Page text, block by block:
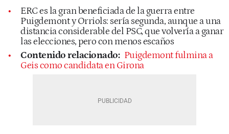
ERC es la gran beneficiada de la guerra entre
Puigdemont y Orriols: sería segunda, aunque a una
distancia considerable del PSC, que volvería a ganar
las elecciones, pero con menos escaños
Contenido relacionado: Puigdemont fulmina a
Geis como candidata en Girona